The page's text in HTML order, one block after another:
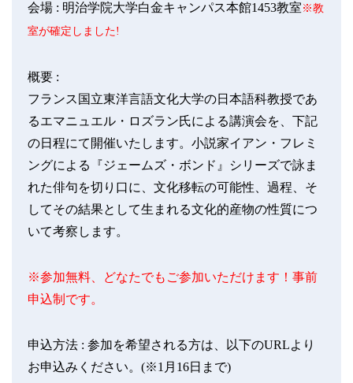
会場 : 明治学院大学白金キャンパス本館1453教室 ※教
室が確定しました!
概要 :
フランス国立東洋言語文化大学の日本語科教授であ
るエマニュエル・ロズラン氏による講演会を、下記
の日程にて開催いたします。 小説家イアン・フレミ
ングによる『ジェームズ・ボンド』シリーズで詠ま
れた俳句を切り口に、文化移転の可能性、過程、そ
してその結果として生まれる文化的産物の性質につ
いて考察します。
※参加無料、どなたでもご参加いただけます！事前
申込制です。
申込方法 : 参加を希望される方は、以下のURLより
お申込みください。(※1月16日まで)